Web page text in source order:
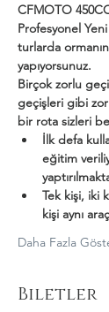
CFMOTO
Profesyonel
turlarda
yapıyorsunuz.
Birçok zorlu
geçişleri gibi
bir rota sizleri
İlk defa
eğitim
Tek kişi, iki
kişi aynı
Daha Fazla
Biletler